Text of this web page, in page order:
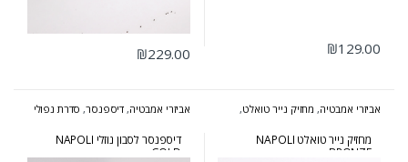
₪129.00
₪229.00
אביזרי אמבטיה, מחזיק נייר טואלט,
סדרת נפולי ברונזה
מחזיק נייר טואלט NAPOLI
BRONZE
אביזרי אמבטיה, דיספנסר, סדרת נפולי
דיספנסר לסבון נוזלי NAPOLI
GOLD